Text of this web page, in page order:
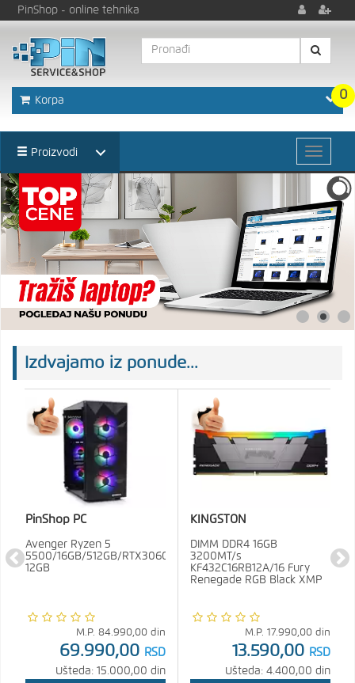
PinShop - online tehnika
0
Korpa
Proizvodi
Izdvajamo iz ponude...
PinShop PC
Avenger Ryzen 5
5500/16GB/512GB/RTX3060
12GB
M.P. 84.990,00 din
69.990,00 RSD
Ušteda: 15.000,00 din
KINGSTON
DIMM DDR4 16GB
3200MT/s
KF432C16RB12A/16 Fury
Renegade RGB Black XMP
M.P. 17.990,00 din
13.590,00 RSD
Ušteda: 4.400,00 din